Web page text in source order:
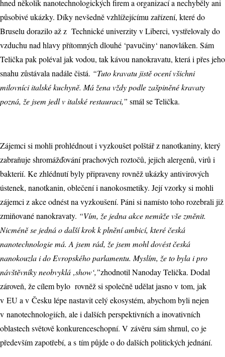
hned několik nanotechnologických firem a organizací a nechyběly ani
působivé ukázky. Díky nevšedně vzhlížejícímu zařízení, které do
Bruselu dorazilo až z Technické univerzity v Liberci, vystřelovaly do
vzduchu nad hlavy přítomných dlouhé ‘pavučiny‘ nanovláken. Sám
Telička pak poléval jak vodou, tak kávou nanokravatu, která i přes jeho
snahu zůstávala nadále čistá. “Tuto kravatu jistě ocení všichni
milovníci italské kuchyně. Má žena vždy podle zašpiněné kravaty
pozná, že jsem jedl v italské restauraci,” smál se Telička.
Zájemci si mohli prohlédnout i vyzkoušet polštář z nanotkaniny, který
zabraňuje shromážďování prachových roztočů, jejich alergenů, virů i
bakterií. Ke zhlédnutí byly připraveny rovněž ukázky antivirových
ústenek, nanotkanin, oblečení i nanokosmetiky. Její vzorky si mohli
zájemci z akce odnést na vyzkoušení. Páni si namísto toho rozebrali již
zmiňované nanokravaty. “Vím, že jedna akce nemůže vše změnit.
Nicméně se jedná o další krok k plnění ambicí, které česká
nanotechnologie má. A jsem rád, že jsem mohl dovést česká
nanokouzla i do Evropského parlamentu. Myslím, že to byla i pro
návštěvníky neobvyklá ‚show‘,”zhodnotil Nanoday Telička. Dodal
zároveň, že cílem bylo rovněž si společně udělat jasno v tom, jak
v EU a v Česku lépe nastavit celý ekosystém, abychom byli nejen
v nanotechnologiích, ale i dalších perspektivních a inovativních
oblastech světově konkurenceschopní. V závěru sám shrnul, co je
především zapotřebí, a s tím půjde o do dalších politických jednání.